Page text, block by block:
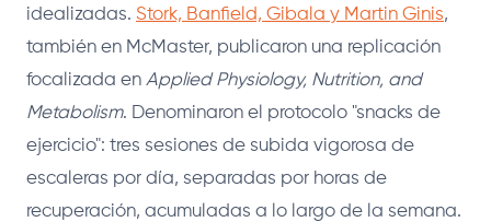
idealizadas. Stork, Banfield, Gibala y Martin Ginis,
también en McMaster, publicaron una replicación
focalizada en Applied Physiology, Nutrition, and
Metabolism. Denominaron el protocolo "snacks de
ejercicio": tres sesiones de subida vigorosa de
escaleras por día, separadas por horas de
recuperación, acumuladas a lo largo de la semana.